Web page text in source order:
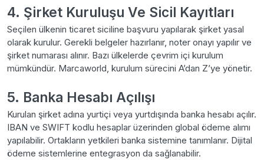
4. Şirket Kuruluşu Ve Sicil Kayıtları
Seçilen ülkenin ticaret siciline başvuru yapılarak şirket yasal
olarak kurulur. Gerekli belgeler hazırlanır, noter onayı yapılır ve
şirket numarası alınır. Bazı ülkelerde çevrim içi kurulum
mümkündür. Marcaworld, kurulum sürecini A’dan Z’ye yönetir.
5. Banka Hesabı Açılışı
Kurulan şirket adına yurtiçi veya yurtdışında banka hesabı açılır.
IBAN ve SWIFT kodlu hesaplar üzerinden global ödeme alımı
yapılabilir. Ortakların yetkileri banka sistemine tanımlanır. Dijital
ödeme sistemlerine entegrasyon da sağlanabilir.